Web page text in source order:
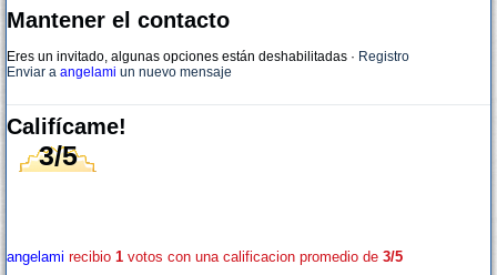
Mantener el contacto
Eres un invitado, algunas opciones están deshabilitadas · Registro
Enviar a angelami un nuevo mensaje
Califícame!
3/5
angelami recibio 1 votos con una calificacion promedio de 3/5